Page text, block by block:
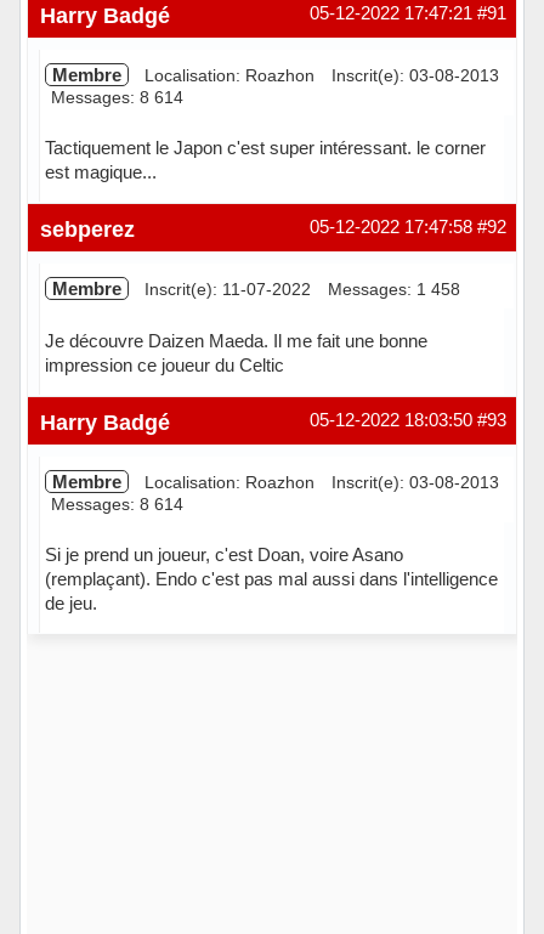
#91
05-12-2022 17:47:21
Harry Badgé
Membre Localisation: Roazhon
Inscrit(e): 03-08-2013
Messages: 8 614
Tactiquement le Japon c'est super intéressant. le corner
est magique...
Hors ligne #92
05-12-2022 17:47:58
sebperez
Membre Inscrit(e): 11-07-2022 Messages: 1 458
Je découvre Daizen Maeda. Il me fait une bonne
impression ce joueur du Celtic
Hors ligne #93
05-12-2022 18:03:50
Harry Badgé
Membre Localisation: Roazhon
Inscrit(e): 03-08-2013
Messages: 8 614
Si je prend un joueur, c'est Doan, voire Asano
(remplaçant). Endo c'est pas mal aussi dans l'intelligence
de jeu.